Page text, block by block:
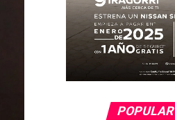
POPULAR